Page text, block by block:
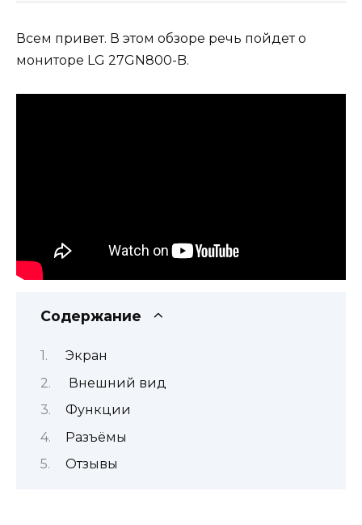
Всем привет. В этом обзоре речь пойдет о
мониторе LG 27GN800-B.
Содержание
Экран
Внешний вид
Функции
Разъёмы
Отзывы